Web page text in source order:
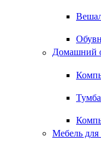
Домашний
Мебель для